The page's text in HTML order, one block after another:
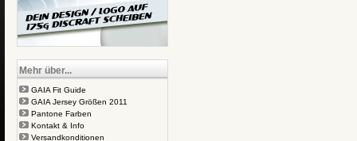
Mehr über...
GAIA Fit Guide
GAIA Jersey Größen 2011
Pantone Farben
Kontakt & Info
Versandkonditionen